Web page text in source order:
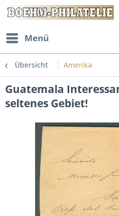
Menü
Übersicht Amerika
Guatemala
seltenes Gebiet!